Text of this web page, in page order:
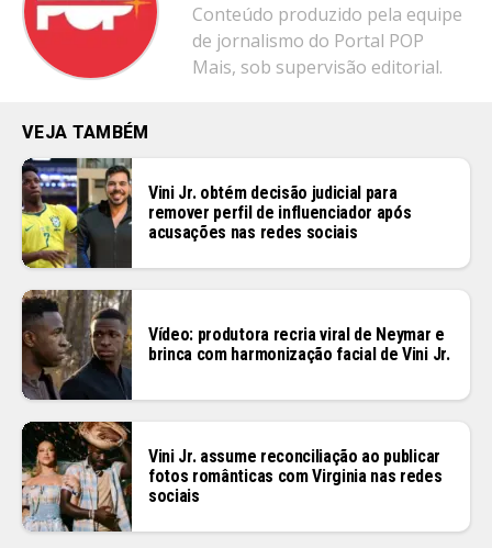
Conteúdo produzido pela equipe
de jornalismo do Portal POP
Mais, sob supervisão editorial.
VEJA TAMBÉM
Vini Jr. obtém decisão judicial para
remover perfil de influenciador após
acusações nas redes sociais
Vídeo: produtora recria viral de Neymar e
brinca com harmonização facial de Vini Jr.
Vini Jr. assume reconciliação ao publicar
fotos românticas com Virginia nas redes
sociais